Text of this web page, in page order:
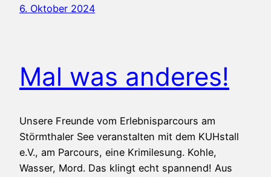
6. Oktober 2024
Mal was anderes!
Unsere Freunde vom Erlebnisparcours am
Störmthaler See veranstalten mit dem KUHstall
e.V., am Parcours, eine Krimilesung. Kohle,
Wasser, Mord. Das klingt echt spannend! Aus